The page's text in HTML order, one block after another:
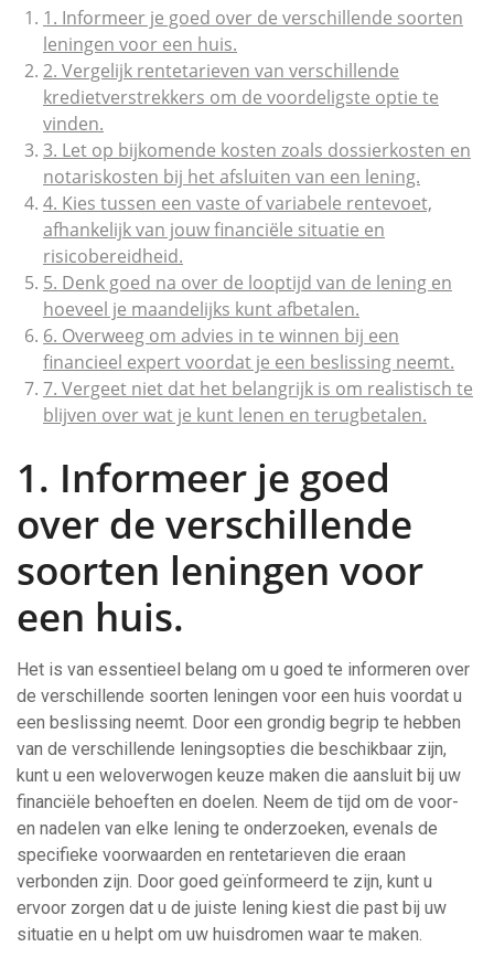
1. Informeer je goed over de verschillende soorten
leningen voor een huis.
2. Vergelijk rentetarieven van verschillende
kredietverstrekkers om de voordeligste optie te
vinden.
3. Let op bijkomende kosten zoals dossierkosten en
notariskosten bij het afsluiten van een lening.
4. Kies tussen een vaste of variabele rentevoet,
afhankelijk van jouw financiële situatie en
risicobereidheid.
5. Denk goed na over de looptijd van de lening en
hoeveel je maandelijks kunt afbetalen.
6. Overweeg om advies in te winnen bij een
financieel expert voordat je een beslissing neemt.
7. Vergeet niet dat het belangrijk is om realistisch te
blijven over wat je kunt lenen en terugbetalen.
1. Informeer je goed
over de verschillende
soorten leningen voor
een huis.
Het is van essentieel belang om u goed te informeren over
de verschillende soorten leningen voor een huis voordat u
een beslissing neemt. Door een grondig begrip te hebben
van de verschillende leningsopties die beschikbaar zijn,
kunt u een weloverwogen keuze maken die aansluit bij uw
financiële behoeften en doelen. Neem de tijd om de voor-
en nadelen van elke lening te onderzoeken, evenals de
specifieke voorwaarden en rentetarieven die eraan
verbonden zijn. Door goed geïnformeerd te zijn, kunt u
ervoor zorgen dat u de juiste lening kiest die past bij uw
situatie en u helpt om uw huisdromen waar te maken.